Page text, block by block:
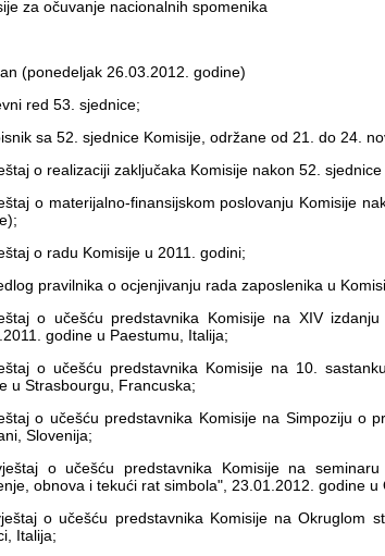
za očuvanje nacionalnih spomenika
(ponedeljak 26.03.2012. godine)
red 53. sjednice;
sa 52. sjednice Komisije, održane od 21. do 24.
o realizaciji zaključaka Komisije nakon 52.
o materijalno-finansijskom poslovanju Komisije
o radu Komisije u 2011. godini;
pravilnika o ocjenjivanju rada zaposlenika u
o učešću predstavnika Komisije na XIV
godine u Paestumu, Italija;
o učešću predstavnika Komisije na 10.
u Strasbourgu, Francuska;
o učešću predstavnika Komisije na Simpoziju o
Slovenija;
o učešću predstavnika Komisije na
obnova i tekući rat simbola", 23.01.2012. godine u
o učešću predstavnika Komisije na Okruglom
Italija;